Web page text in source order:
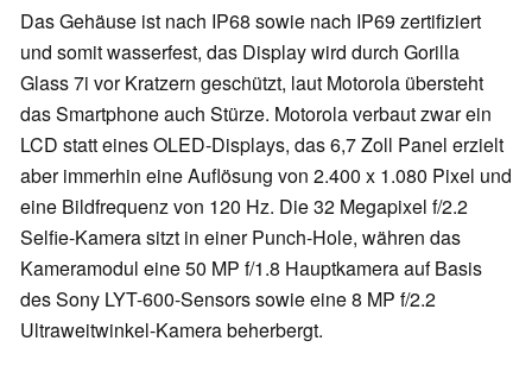
Das Gehäuse ist nach IP68 sowie nach IP69 zertifiziert
und somit wasserfest, das Display wird durch Gorilla
Glass 7i vor Kratzern geschützt, laut Motorola übersteht
das Smartphone auch Stürze. Motorola verbaut zwar ein
LCD statt eines OLED-Displays, das 6,7 Zoll Panel erzielt
aber immerhin eine Auflösung von 2.400 x 1.080 Pixel und
eine Bildfrequenz von 120 Hz. Die 32 Megapixel f/2.2
Selfie-Kamera sitzt in einer Punch-Hole, währen das
Kameramodul eine 50 MP f/1.8 Hauptkamera auf Basis
des Sony LYT-600-Sensors sowie eine 8 MP f/2.2
Ultraweitwinkel-Kamera beherbergt.